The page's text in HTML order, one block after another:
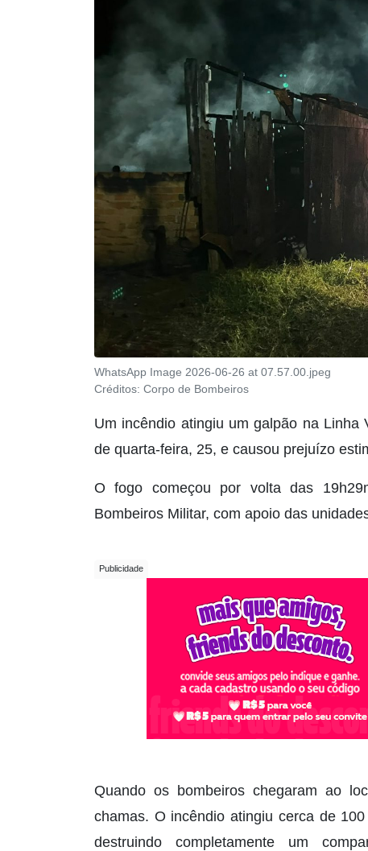
WhatsApp Image 2026-06-26 at 07.57.00.jpeg
Créditos: Corpo de Bombeiros
Um incêndio atingiu um galpão na Linha
de quarta-feira, 25, e causou prejuízo
O fogo começou por volta das
Bombeiros Militar, com apoio das
Quando os bombeiros chegaram ao
chamas. O incêndio atingiu cerca de
destruindo completamente um